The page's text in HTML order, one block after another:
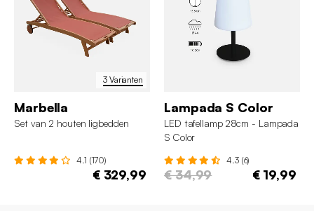
3 Varianten
Marbella
Set van 2 houten ligbedden
4.1 (170)
€ 329,99
Lampada S Color
LED tafellamp 28cm - Lampada
S Color
4.3 (6)
€ 34,99 € 19,99